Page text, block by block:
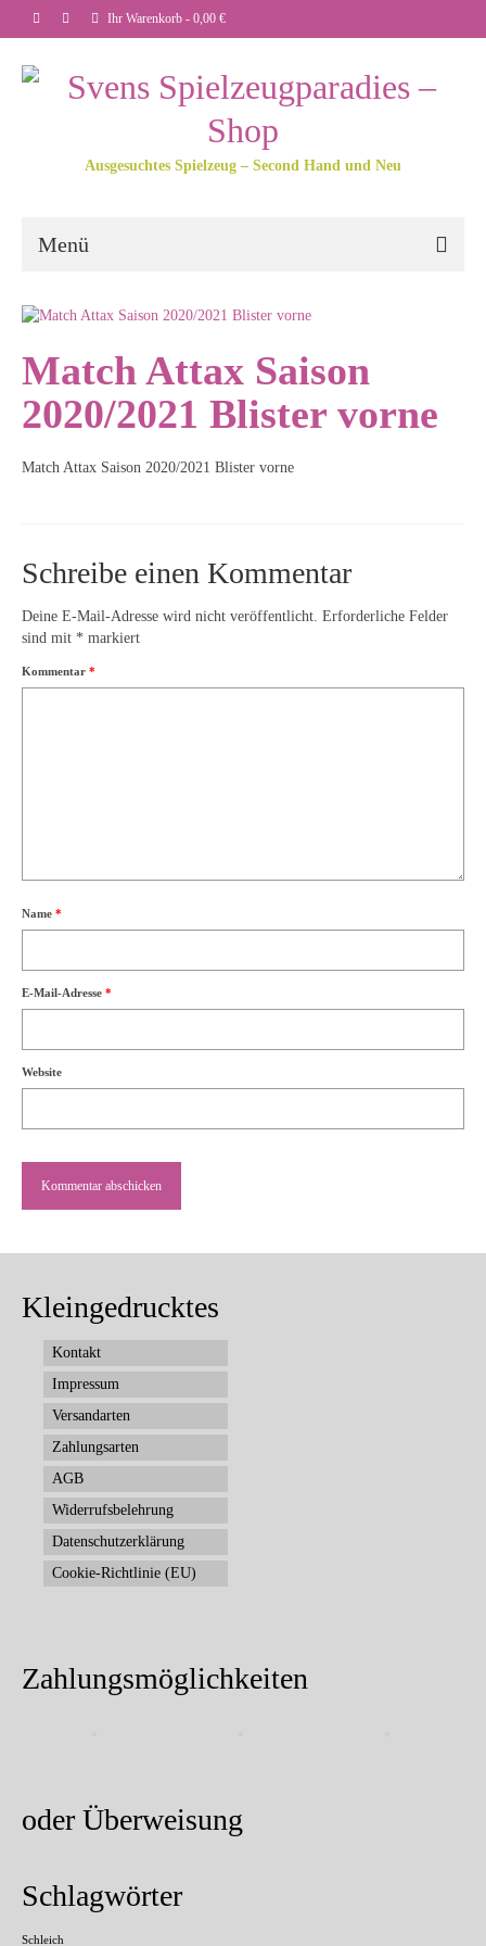
Ihr Warenkorb - 0,00 €
Ausgesuchtes Spielzeug – Second Hand und Neu
Menü
Match Attax Saison
2020/2021 Blister vorne
Match Attax Saison 2020/2021 Blister vorne
Schreibe einen Kommentar
Deine E-Mail-Adresse wird nicht veröffentlicht. Erforderliche Felder
sind mit * markiert
Kommentar *
Name *
E-Mail-Adresse *
Website
Kleingedrucktes
Kontakt
Impressum
Versandarten
Zahlungsarten
AGB
Widerrufsbelehrung
Datenschutzerklärung
Cookie-Richtlinie (EU)
Zahlungsmöglichkeiten
oder Überweisung
Schlagwörter
Schleich